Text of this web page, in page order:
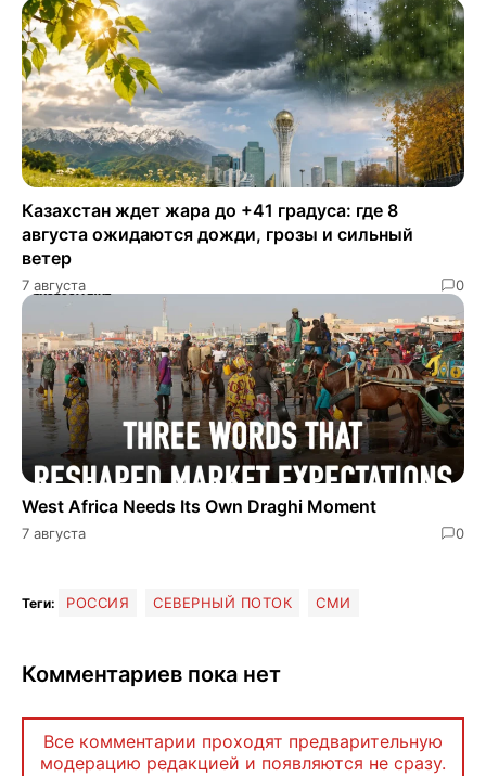
Казахстан ждет жара до +41 градуса: где 8
августа ожидаются дожди, грозы и сильный
ветер
7 августа 0
West Africa Needs Its Own Draghi Moment
7 августа 0
Теги: РОССИЯ СЕВЕРНЫЙ ПОТОК СМИ
Комментариев пока нет
Все комментарии проходят предварительную
модерацию редакцией и появляются не сразу.